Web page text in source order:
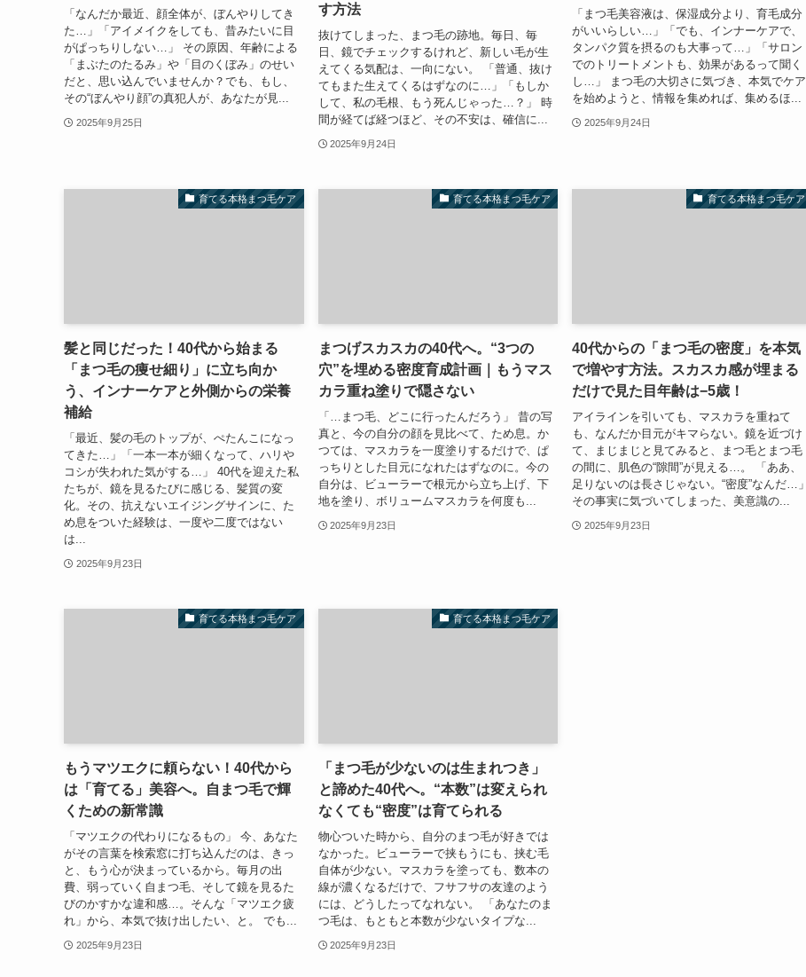
「なんだか最近、顔全体が、ぼんやりしてき
た…」「アイメイクをしても、昔みたいに目
がぱっちりしない…」 その原因、年齢による
「まぶたのたるみ」や「目のくぼみ」のせい
だと、思い込んでいませんか？でも、もし、
その“ぼんやり顔”の真犯人が、あなたが見...
2025年9月25日
す方法
抜けてしまった、まつ毛の跡地。毎日、毎
日、鏡でチェックするけれど、新しい毛が生
えてくる気配は、一向にない。 「普通、抜け
てもまた生えてくるはずなのに…」「もしか
して、私の毛根、もう死んじゃった…？」 時
間が経てば経つほど、その不安は、確信に...
2025年9月24日
「まつ毛美容液は、保湿成分より、育毛成分
がいいらしい…」「でも、インナーケアで、
タンパク質を摂るのも大事って…」「サロン
でのトリートメントも、効果があるって聞く
し…」 まつ毛の大切さに気づき、本気でケア
を始めようと、情報を集めれば、集めるほ...
2025年9月24日
育てる本格まつ毛ケア
髪と同じだった！40代から始まる
「まつ毛の痩せ細り」に立ち向か
う、インナーケアと外側からの栄養
補給
「最近、髪の毛のトップが、ぺたんこになっ
てきた…」「一本一本が細くなって、ハリや
コシが失われた気がする…」 40代を迎えた私
たちが、鏡を見るたびに感じる、髪質の変
化。その、抗えないエイジングサインに、た
め息をついた経験は、一度や二度ではない
は...
2025年9月23日
育てる本格まつ毛ケア
まつげスカスカの40代へ。“3つの
穴”を埋める密度育成計画｜もうマス
カラ重ね塗りで隠さない
「…まつ毛、どこに行ったんだろう」 昔の写
真と、今の自分の顔を見比べて、ため息。か
つては、マスカラを一度塗りするだけで、ぱ
っちりとした目元になれたはずなのに。今の
自分は、ビューラーで根元から立ち上げ、下
地を塗り、ボリュームマスカラを何度も...
2025年9月23日
育てる本格まつ毛ケア
40代からの「まつ毛の密度」を本気
で増やす方法。スカスカ感が埋まる
だけで見た目年齢は−5歳！
アイラインを引いても、マスカラを重ねて
も、なんだか目元がキマらない。鏡を近づけ
て、まじまじと見てみると、まつ毛とまつ毛
の間に、肌色の“隙間”が見える…。 「ああ、
足りないのは長さじゃない。“密度”なんだ…」
その事実に気づいてしまった、美意識の...
2025年9月23日
育てる本格まつ毛ケア
もうマツエクに頼らない！40代から
は「育てる」美容へ。自まつ毛で輝
くための新常識
「マツエクの代わりになるもの」 今、あなた
がその言葉を検索窓に打ち込んだのは、きっ
と、もう心が決まっているから。毎月の出
費、弱っていく自まつ毛、そして鏡を見るた
びのかすかな違和感…。そんな「マツエク疲
れ」から、本気で抜け出したい、と。 でも...
2025年9月23日
育てる本格まつ毛ケア
「まつ毛が少ないのは生まれつき」
と諦めた40代へ。“本数”は変えられ
なくても“密度”は育てられる
物心ついた時から、自分のまつ毛が好きでは
なかった。ビューラーで挟もうにも、挟む毛
自体が少ない。マスカラを塗っても、数本の
線が濃くなるだけで、フサフサの友達のよう
には、どうしたってなれない。 「あなたのま
つ毛は、もともと本数が少ないタイプな...
2025年9月23日